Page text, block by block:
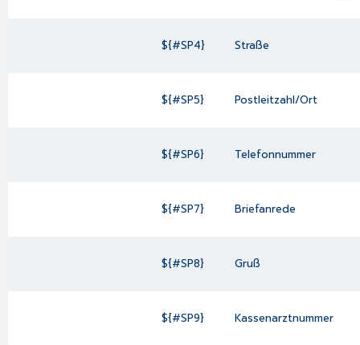
${#SP4} Straße
${#SP5} Postleitzahl/Ort
${#SP6} Telefonnummer
${#SP7} Briefanrede
${#SP8} Gruß
${#SP9} Kassenarztnummer